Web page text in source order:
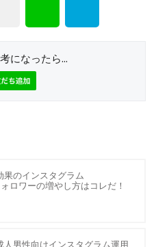
になったら...
果のインスタグラム
ロワーの増やし方はコレだ！
人男性向けインスタグラム運用